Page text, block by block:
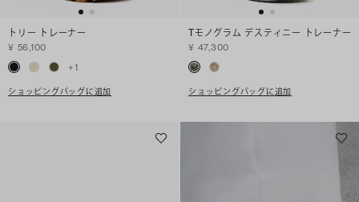
トリー トレーナー
¥ 56,100
+1
ショッピングバッグに追加
Tモノグラム デスティニー トレーナー
¥ 47,300
ショッピングバッグに追加